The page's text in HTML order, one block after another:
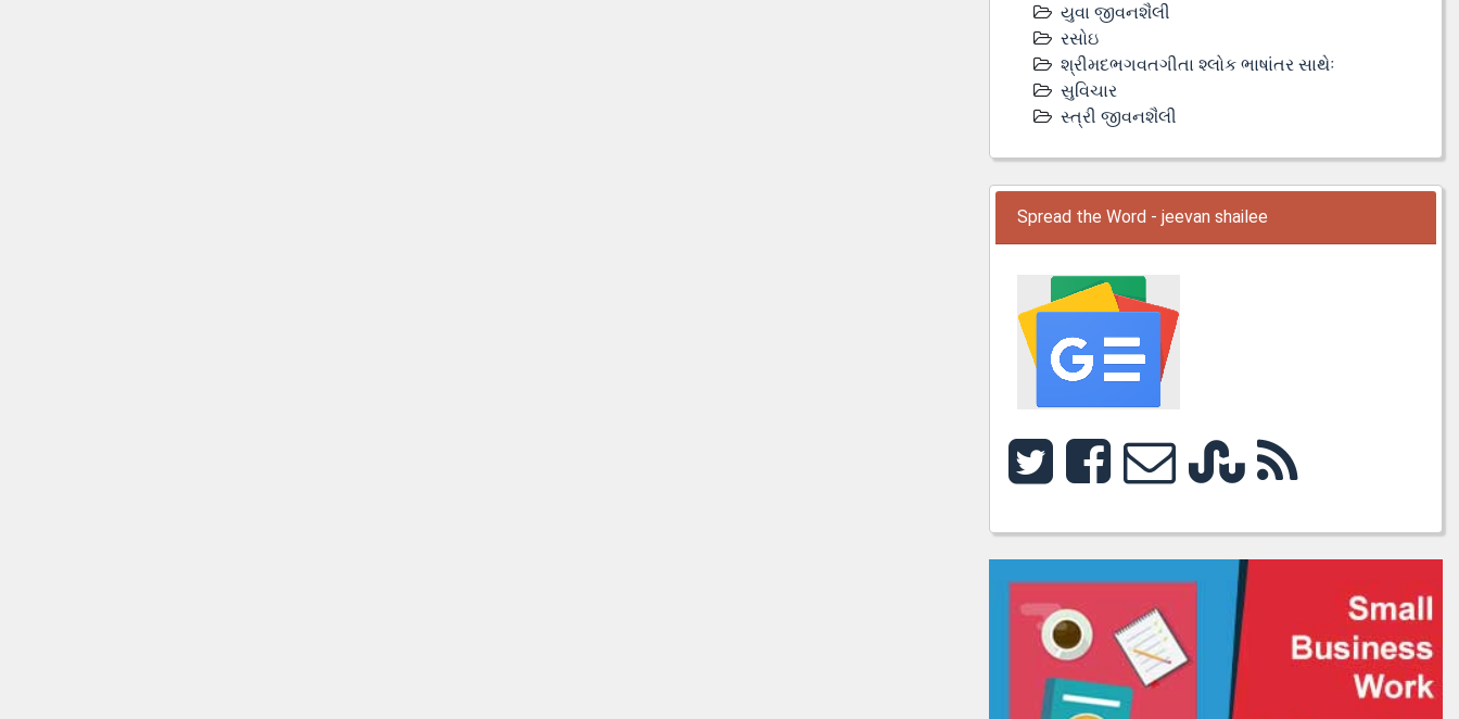
યુવા જીવનશૈલી
રસોઇ
શ્રીમદભગવતગીતા શ્લોક ભાષાંતર સાથેઃ
સુવિચાર
સ્ત્રી જીવનશૈલી
Spread the Word - jeevan shailee